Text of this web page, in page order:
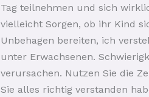
Tag teilnehmen und sich
vielleicht Sorgen, ob ihr Kind
Unbehagen bereiten, ich
unter Erwachsenen.
verursachen. Nutzen Sie die
Sie alles richtig verstanden